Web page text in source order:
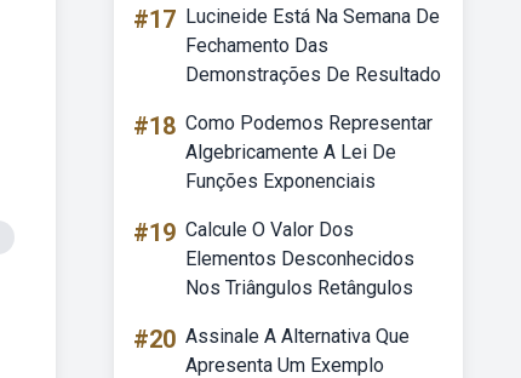
#17 Lucineide Está Na Semana De
Fechamento Das
Demonstrações De Resultado
#18 Como Podemos Representar
Algebricamente A Lei De
Funções Exponenciais
#19 Calcule O Valor Dos
Elementos Desconhecidos
Nos Triângulos Retângulos
#20 Assinale A Alternativa Que
Apresenta Um Exemplo